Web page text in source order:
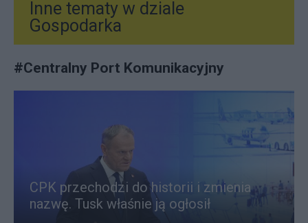
Inne tematy w dziale
Gospodarka
#Centralny Port Komunikacyjny
CPK przechodzi do historii i zmienia
nazwę. Tusk właśnie ją ogłosił